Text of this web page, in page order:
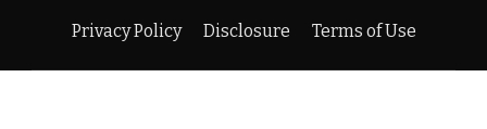
Privacy Policy Disclosure Terms of Use